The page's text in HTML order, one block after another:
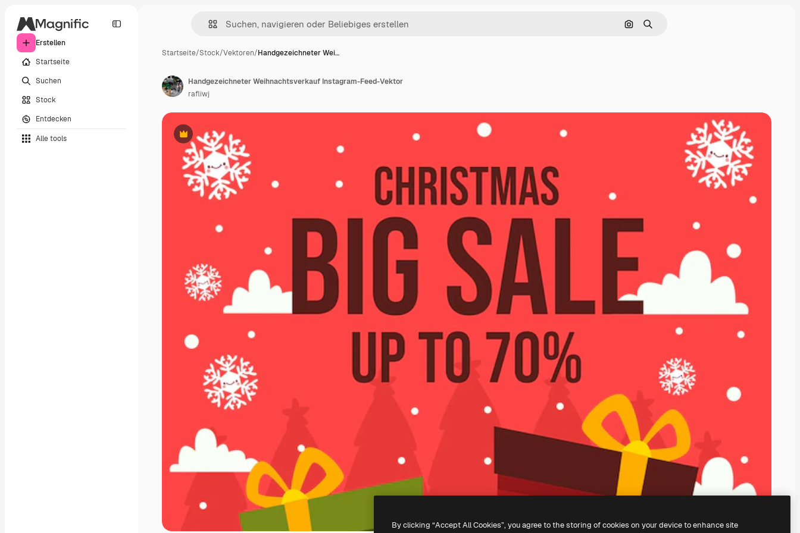
Erstellen
Startseite
Suchen
Stock
Entdecken
Alle tools
Nach Bild suchen
Suchen
Startseite/Stock/Vektoren/Handgezeichneter Wei…
Premium
Handgezeichneter Weihnachtsverkauf Instagram-Feed-Vektor
rafliwj
By clicking “Accept All Cookies”, you agree to the storing of cookies on your device to enhance site